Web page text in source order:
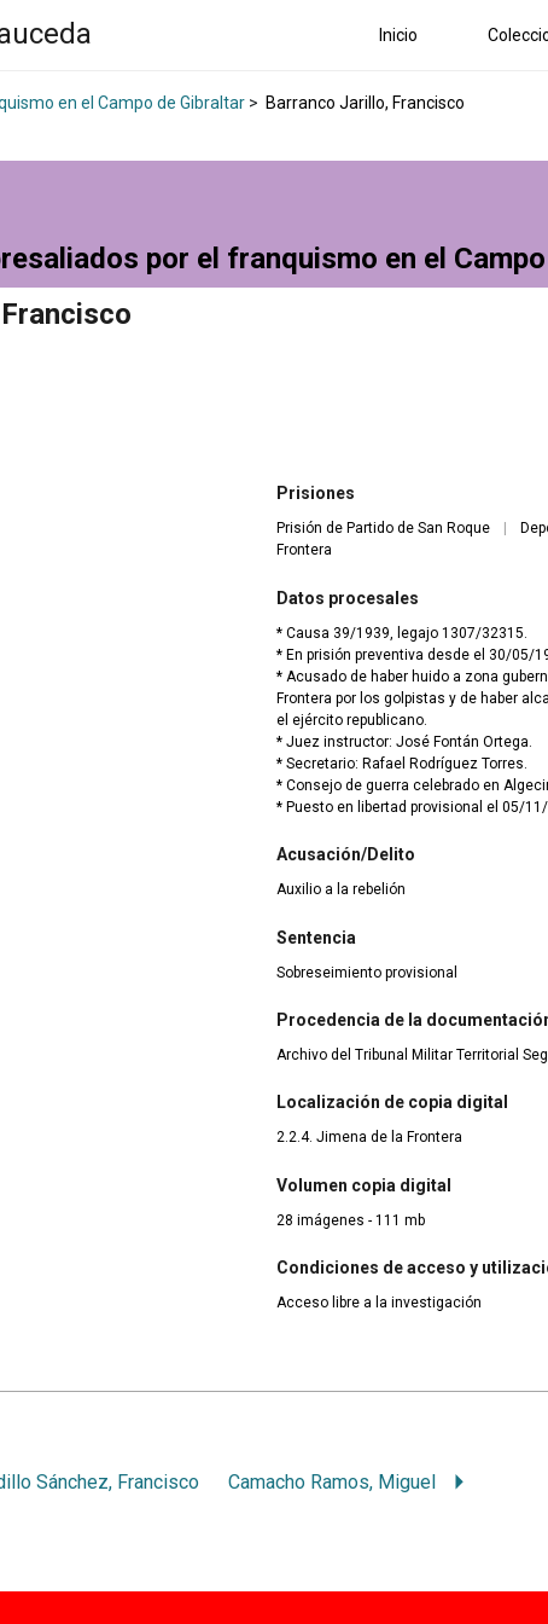
Inicio
en el Campo de Gibraltar > Barranco Jarillo, Francisco
por el franquismo en el
Prisiones
Prisión de Partido de San Roque
Frontera
Datos procesales
* Causa 39/1939, legajo 1307/32315.
* En prisión preventiva desde el 30/05/
* Acusado de haber huido a zona
Frontera por los golpistas y de haber alcanzado el grado de cabo durante la guerra en
el ejército republicano.
* Juez instructor: José Fontán Ortega.
* Secretario: Rafael Rodríguez Torres.
* Consejo de guerra celebrado en
* Puesto en libertad provisional el 05/11/
Acusación/Delito
Auxilio a la rebelión
Sentencia
Sobreseimiento provisional
Procedencia de la
Archivo del Tribunal Militar Territorial
Localización de copia digital
2.2.4. Jimena de la Frontera
Volumen copia digital
28 imágenes - 111 mb
Condiciones de acceso y
Acceso libre a la investigación
Sánchez, Francisco Camacho Ramos, Miguel